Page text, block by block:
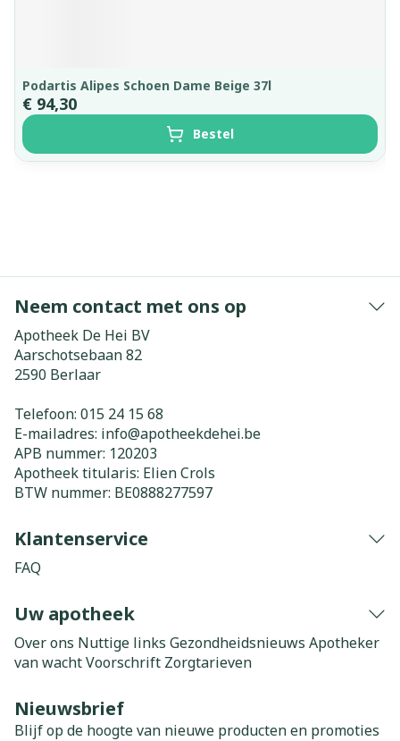
Podartis Alipes Schoen Dame Beige 37l
€ 94,30
Bestel
Neem contact met ons op
Apotheek De Hei BV
Aarschotsebaan 82
2590 Berlaar
Telefoon: 015 24 15 68
E-mailadres: info@apotheekdehei.be
APB nummer: 120203
Apotheek titularis: Elien Crols
BTW nummer: BE0888277597
Klantenservice
FAQ
Uw apotheek
Over ons Nuttige links Gezondheidsnieuws Apotheker
van wachtVoorschrift Zorgtarieven
Nieuwsbrief
Blijf op de hoogte van nieuwe producten en promoties